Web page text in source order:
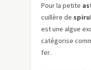
Pour la petite
cuillère de
est une algue
catégorise
fer.